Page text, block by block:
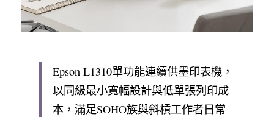
Epson L1310單功能連續供墨印表機，
以同級最小寬幅設計與低單張列印成
本，滿足SOHO族與斜槓工作者日常